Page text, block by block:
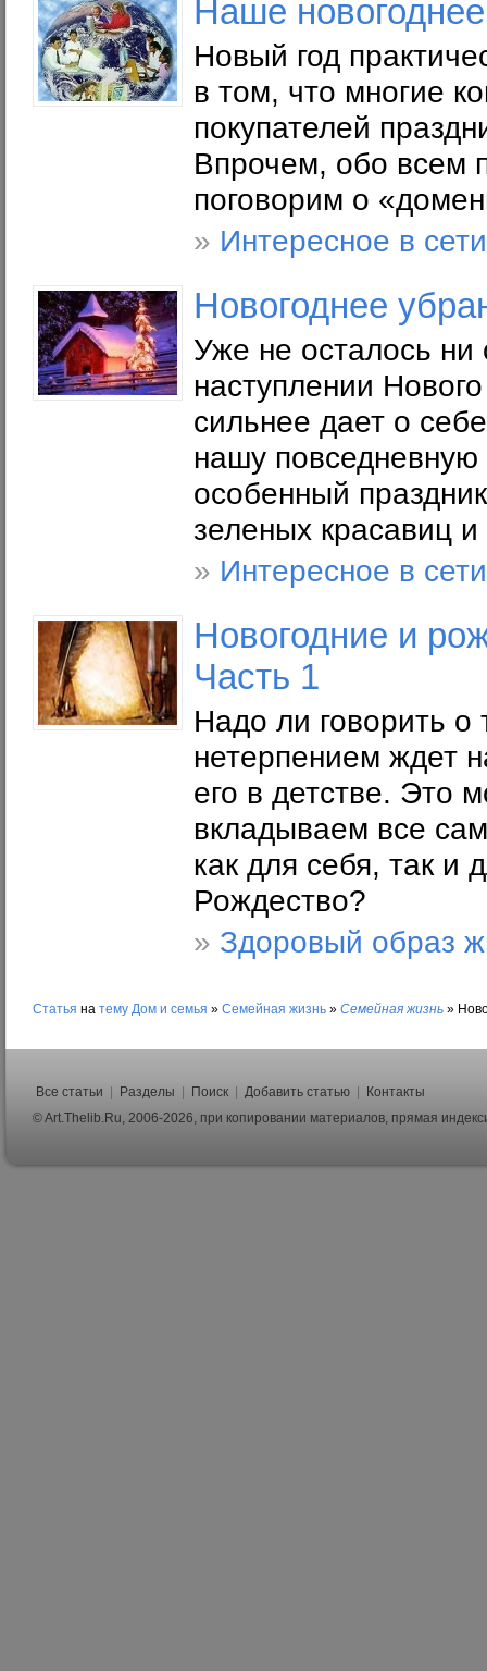
Наше
Новый год
в том, что многие
покупателей
Впрочем, обо всем
поговорим о
» Интересное в сети
Новогоднее
Уже не осталось ни
наступлении
сильнее дает о
нашу
особенный
зеленых красавиц
» Интересное в сети
Новогодние и
Часть 1
Надо ли говорить о
нетерпением ждет
его в детстве. Это
вкладываем все
как для себя, так и
Рождество?
» Здоровый образ
Статья на тему Дом и семья » Семейная жизнь » Семейная жизнь »
Все статьи Разделы Поиск Добавить статью
Контакты
© Art.Thelib.Ru, 2006-2026, при копировании материалов, прямая